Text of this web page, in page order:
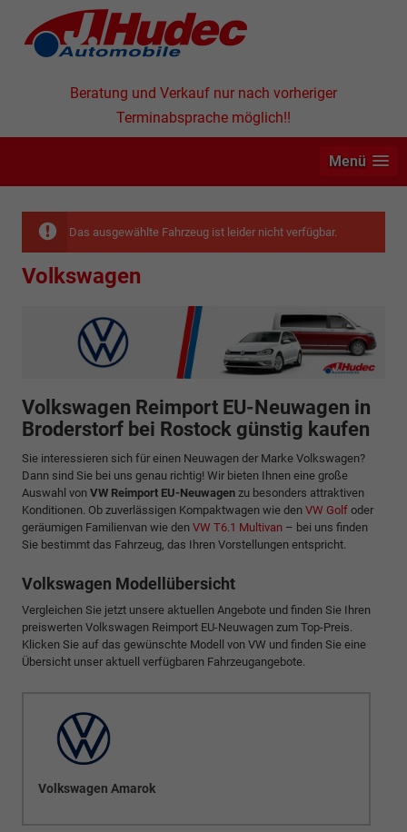
Beratung und Verkauf nur nach vorheriger
Terminabsprache möglich!!
Menü
Das ausgewählte Fahrzeug ist leider nicht verfügbar.
Volkswagen
Volkswagen Reimport EU-Neuwagen in
Broderstorf bei Rostock günstig kaufen
Sie interessieren sich für einen Neuwagen der Marke Volkswagen?
Dann sind Sie bei uns genau richtig! Wir bieten Ihnen eine große
Auswahl von VW Reimport EU-Neuwagen zu besonders attraktiven
Konditionen. Ob zuverlässigen Kompaktwagen wie den VW Golf oder
geräumigen Familienvan wie den VW T6.1 Multivan – bei uns finden
Sie bestimmt das Fahrzeug, das Ihren Vorstellungen entspricht.
Volkswagen Modellübersicht
Vergleichen Sie jetzt unsere aktuellen Angebote und finden Sie Ihren
preiswerten Volkswagen Reimport EU-Neuwagen zum Top-Preis.
Klicken Sie auf das gewünschte Modell von VW und finden Sie eine
Übersicht unser aktuell verfügbaren Fahrzeugangebote.
Volkswagen Amarok